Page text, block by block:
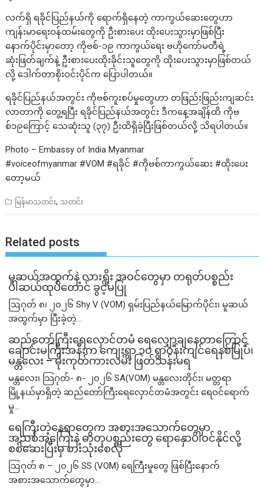
လက်ရှိ ရခိုင်ပြည်နယ်ကို ရောက်ရှိနေတဲ့ ကာကွယ်ဆေးတွေဟာ
ကျန်းမာရေးဝန်ထမ်းတွေကို ဦးစားပေး ထိုးပေးသွားမှာဖြစ်ပြီး
နောက်ပိုင်းမှာတော့ ကိုဗစ်-၁၉ ကာကွယ်ရေး ဗဟိုကော်မတီရဲ့
ဆုံးဖြတ်ချက်နဲ့ ဦးစားပေးထိုးခိုင်းသူတွေကို ထိုးပေးသွားမှာဖြစ်တယ်
လို့ ဒေါက်တာစိုးဝင်းပိုင်က ပြောပါတယ်။
ရခိုင်ပြည်နယ်အတွင်း ကိုဗစ်ကူးစပ်မှုတွေဟာ တဖြည်းဖြည်းကျဆင်း
လာတာကို တွေ့ရပြီး ရခိုင်ပြည်နယ်အတွင်း ဒီကနေ့အချိန်ထိ ကိုဗ
စ်၁၉ကြောင့် သေဆုံးသူ (၃၇) ဦးထိရှိခဲ့ပြီးဖြစ်တယ်လို့ သိရပါတယ်။
Photo – Embassy of India Myanmar
#voiceofmyanmar #VOM #ရခိုင် #ကိုဗစ်ကာကွယ်ဆေး #ထိုးပေး
တော့မယ်
မြန်မာသတင်း, သတင်း
Related posts
မူဆယ်အထွက်နဲ့ လားရှိုး အဝင်တွေမှာ တရုတ်ပစ္စည်း
ပါဆယ်ထုပ်တောင် ခွင့်မပြု
ဩဂုတ် ၈၊ ၂၀၂၆ Shy V (VOM) ရှမ်းပြည်နယ်မြောက်ပိုင်း၊ မူဆယ်
အထွက်မှာ ပြီးခဲ့တဲ့...
ဆည်တော်ကြီးရေလှောင်တမံ ရေလျှော့ချနေတာကြောင့်
ချောင်းမကြီးအနီးက ကျေးရွာ ၁၀ ရွာဝန်းကျင်ရေနစ်မြုပ်၊
မန္တလေး – မိုးကုတ်ကားလမ်း ဖြတ်သန်းမရ
မန္တလေး၊ သြဂုတ်- ၈- ၂၀၂၆ SA(VOM) မန္တလေးတိုင်း၊ မတ္တရာ
မြို့နယ်မှာရှိတဲ့ ဆည်တော်ကြီးရေလှောင်တမံအတွင်း ရေဝင်ရောက်
မှု...
ရေကြီးတဲ့​နေရာ​တွေက အစားအသောက်တွေမှာ
အညစ်အကြေးနဲ့ ဓာတုပစ္စည်းတွေ ရောနှောပါဝင်နိုင်လို့
စစ်ဆေးပြီးမှ စားသုံးစေလို
ဩဂုတ် ၈ – ၂၀၂၆ SS (VOM) ရေကြီးမှုတွေ ဖြစ်ပြီးနောက်
အစားအသောက်တွေမှာ...